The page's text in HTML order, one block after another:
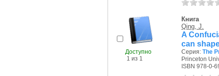
Доступно
1 из 1
Книга
Qing, J.
A
can
Серия: The
Princeton
ISBN 978-0-